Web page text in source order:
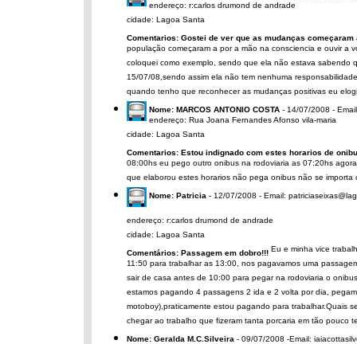
endereço: r:carlos drumond de andrade
cidade: Lagoa Santa
Comentarios: Gostei de ver que as mudanças
população começaram a por a mão na consciencia e ouvir
coloquei como exemplo, sendo que ela não estava
15/07/08,sendo assim ela não tem nenhuma
quando tenho que reconhecer as mudanças positivas eu
Nome: MARCOS ANTONIO COSTA - 14/07/2008 -
endereço: Rua Joana Fernandes Afonso vila-maria
cidade: Lagoa Santa
Comentarios: Estou indignado com estes horarios de
08:00hs eu pego outro onibus na rodoviaria as 07:20hs
que elaborou estes horarios não pega onibus não se importa
Nome: Patricia - 12/07/2008 - Email:
endereço: r:carlos drumond de andrade
cidade: Lagoa Santa
Comentários: Passagem em dobro!!! Eu e minha vice
11:50 para trabalhar as 13:00, nos pagavamos uma
sair de casa antes de 10:00 para pegar na rodoviaria o
estamos pagando 4 passagens 2 ida e 2 volta por dia,
motoboy),praticamente estou pagando para trabalhar.Quais
chegar ao trabalho que fizeram tanta porcaria em tão pouco
Nome: Geralda M.C.Silveira - 09/07/2008 -Email: